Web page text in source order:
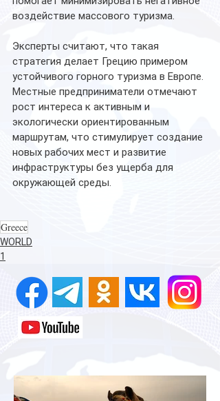
воздействие массового туризма.
Эксперты считают, что такая
стратегия делает Грецию примером
устойчивого горного туризма в Европе.
Местные предприниматели отмечают
рост интереса к активным и
экологически ориентированным
маршрутам, что стимулирует создание
новых рабочих мест и развитие
инфраструктуры без ущерба для
окружающей среды.
Greece
WORLD
1